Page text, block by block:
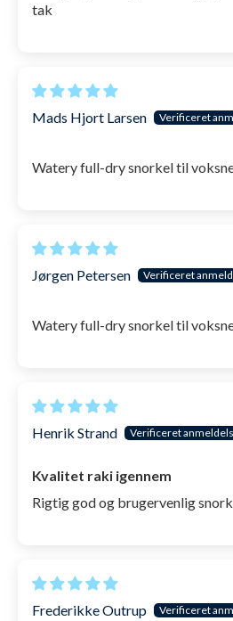
tak
Mads Hjort Larsen
Watery full-dry snorkel til
Jørgen Petersen
Watery full-dry snorkel til
Henrik Strand
Kvalitet raki igennem
Rigtig god og brugervenlig
Frederikke Outrup